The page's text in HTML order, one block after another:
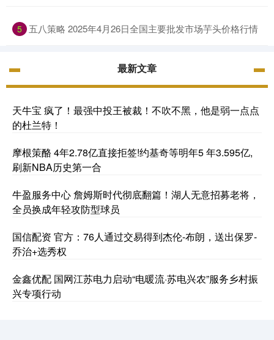
5 五八策略 2025年4月26日全国主要批发市场芋头价格行情
最新文章
天牛宝 疯了！最强中投王被裁！不吹不黑，他是弱一点点
的杜兰特！
摩根策酪 4年2.78亿直接拒签!约基奇等明年5 年3.595亿,
刷新NBA历史第一合
牛盈服务中心 詹姆斯时代彻底翻篇！湖人无意招募老将，
全员换成年轻攻防型球员
国信配资 官方：76人通过交易得到杰伦-布朗，送出保罗-
乔治+选秀权
金鑫优配 国网江苏电力启动“电暖流·苏电兴农”服务乡村振
兴专项行动